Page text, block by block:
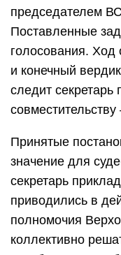
председателем
Поставленные
голосования. Ход
и конечный
следит
Принятые
значение для
секретарь
приводились в
полномочия
коллективно